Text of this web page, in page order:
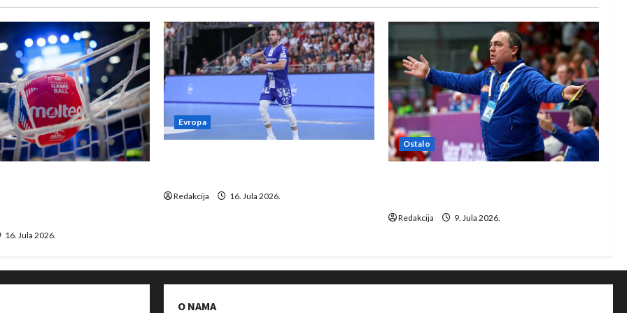
16. Jula 2026.
Evropa
Redakcija 16. Jula 2026.
Ostalo
Redakcija 9. Jula 2026.
O NAMA